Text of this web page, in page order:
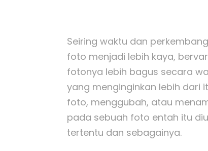
Seiring waktu dan
foto menjadi lebih kaya,
fotonya lebih bagus secara
yang menginginkan lebih dari
foto, menggubah, atau
pada sebuah foto entah itu
tertentu dan sebagainya.